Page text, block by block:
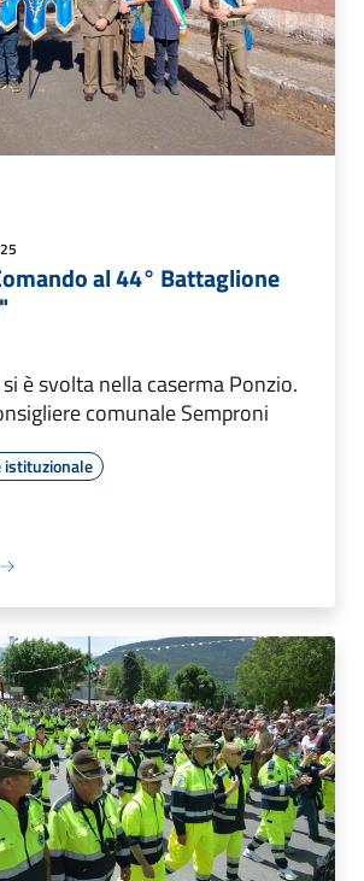
al 44° Battaglione
è svolta nella caserma Ponzio.
comunale Semproni
istituzionale